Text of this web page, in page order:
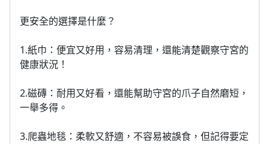
更安全的選擇是什麼？
1.紙巾：便宜又好用，容易清理，還能清楚觀察守宮的
健康狀況！
2.磁磚：耐用又好看，還能幫助守宮的爪子自然磨短，
一舉多得。
3.爬蟲地毯：柔軟又舒適，不容易被誤食，但記得要定